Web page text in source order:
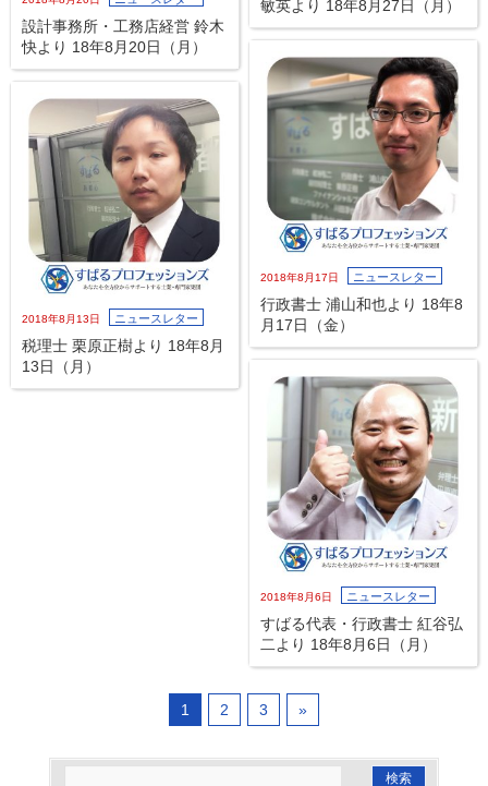
敏英より 18年8月27日（月）
設計事務所・工務店経営 鈴木
快より 18年8月20日（月）
2018年8月17日 ニュースレター
行政書士 浦山和也より 18年8
月17日（金）
2018年8月13日 ニュースレター
税理士 栗原正樹より 18年8月
13日（月）
2018年8月6日 ニュースレター
すばる代表・行政書士 紅谷弘
二より 18年8月6日（月）
1 2 3 »